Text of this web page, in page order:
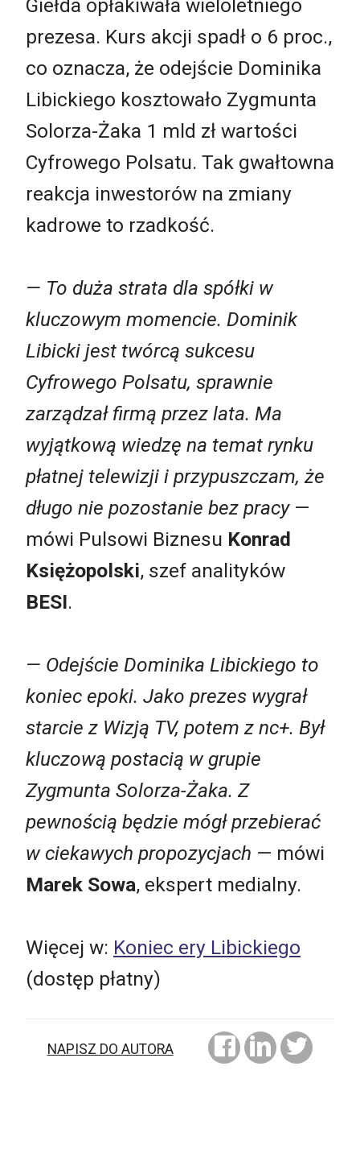
Giełda opłakiwała wieloletniego
prezesa. Kurs akcji spadł o 6 proc.,
co oznacza, że odejście Dominika
Libickiego kosztowało Zygmunta
Solorza-Żaka 1 mld zł wartości
Cyfrowego Polsatu. Tak gwałtowna
reakcja inwestorów na zmiany
kadrowe to rzadkość.
— To duża strata dla spółki w
kluczowym momencie. Dominik
Libicki jest twórcą sukcesu
Cyfrowego Polsatu, sprawnie
zarządzał firmą przez lata. Ma
wyjątkową wiedzę na temat rynku
płatnej telewizji i przypuszczam, że
długo nie pozostanie bez pracy—
mówi Pulsowi Biznesu Konrad
Księżopolski, szef analityków
BESI.
— Odejście Dominika Libickiego to
koniec epoki. Jako prezes wygrał
starcie z Wizją TV, potem z nc+. Był
kluczową postacią w grupie
Zygmunta Solorza-Żaka. Z
pewnością będzie mógł przebierać
w ciekawych propozycjach — mówi
Marek Sowa, ekspert medialny.
Więcej w: Koniec ery Libickiego
(dostęp płatny)
NAPISZ DO AUTORA